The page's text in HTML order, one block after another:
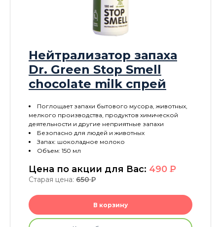
Нейтрализатор запаха
Dr. Green Stop Smell
chocolate milk спрей
Поглощает запахи бытового мусора, животных,
мелкого производства, продуктов химической
деятельности и другие неприятные запахи
Безопасно для людей и животных
Запах: шоколадное молоко
Объем: 150 мл
Цена по акции для Вас: 490 P
Старая цена: 650P
В корзину